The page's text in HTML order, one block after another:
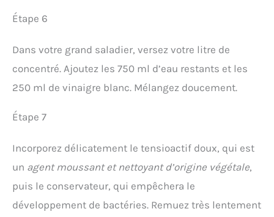
Étape 6
Dans votre grand saladier, versez votre litre de
concentré. Ajoutez les 750 ml d’eau restants et les
250 ml de vinaigre blanc. Mélangez doucement.
Étape 7
Incorporez délicatement le tensioactif doux, qui est
un agent moussant et nettoyant d’origine végétale,
puis le conservateur, qui empêchera le
développement de bactéries. Remuez très lentement